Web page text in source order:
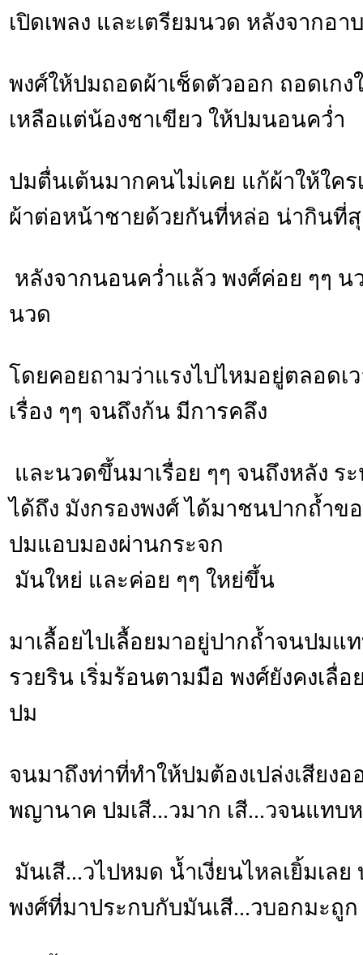
เปิดเพลง และเตรียมนวด หลังจากอา
พงศ์ให้ปมถอดผ้าเช็ดตัวออก ถอดเก
เหลือแต่น้องชาเขียว ให้ปมนอนคว่ำ
ปมตื่นเต้นมากคนไม่เคย แก้ผ้าให้ใค
ผ้าต่อหน้าชายด้วยกันที่หล่อ น่ากินที่
หลังจากนอนคว่ำแล้ว พงศ์ค่อย ๆๆ น
นวด
โดยคอยถามว่าแรงไปไหมอยู่ตลอดเ
เรื่อง ๆๆ จนถึงก้น มีการคลึง
และนวดขึ้นมาเรื่อย ๆๆ จนถึงหลัง ร
ได้ถึง มังกรองพงศ์ ได้มาชนปากถ้ำข
ปมแอบมองผ่านกระจก
มันใหย่ และค่อย ๆๆ ใหย่ขึ้น
มาเลื้อยไปเลื้อยมาอยู่ปากถ้ำจนปมแ
รวยริน เริ่มร้อนตามมือ พงศ์ยังคงเลื่อ
ปม
จนมาถึงท่าที่ทำให้ปมต้องเปล่งเสียง
พญานาค ปมเสี...วมาก เสี...วจนแทบ
มันเสี...วไปหมด น้ำเงี่ยนไหลเยิ้มเล
พงศ์ที่มาประกบกับมันเสี...วบอกมะถูก